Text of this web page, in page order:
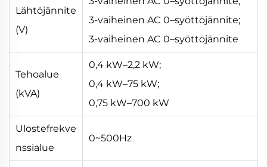
Lähtöjännite
(V)
3-vaiheinen AC 0–syöttöjännite;
3-vaiheinen AC 0–syöttöjännite
Tehoalue
(kVA)
0,4 kW–2,2 kW;
0,4 kW–75 kW;
0,75 kW–700 kW
Ulostefrekve
nssialue
0~500Hz